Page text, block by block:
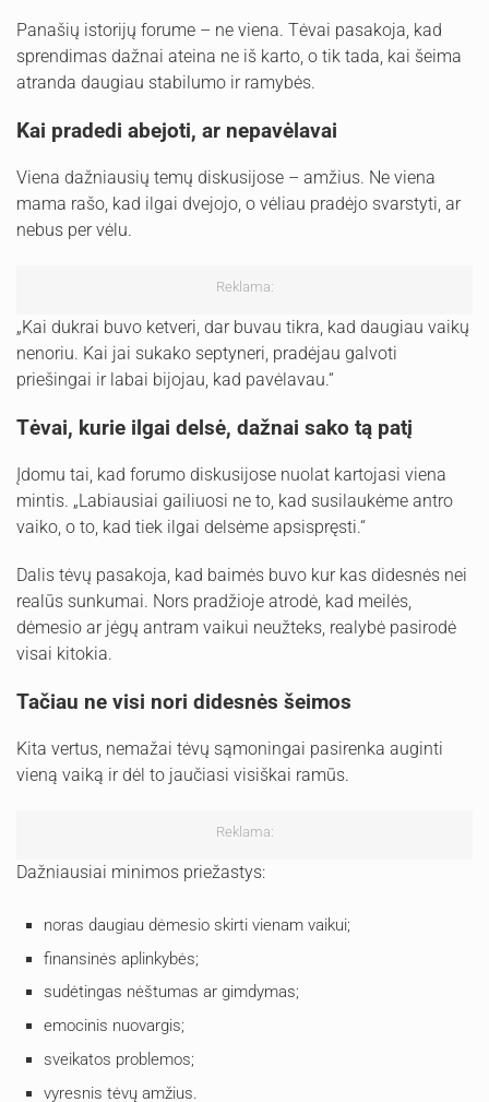
Panašių istorijų forume – ne viena. Tėvai pasakoja, kad
sprendimas dažnai ateina ne iš karto, o tik tada, kai šeima
atranda daugiau stabilumo ir ramybės.
Kai pradedi abejoti, ar nepavėlavai
Viena dažniausių temų diskusijose – amžius. Ne viena
mama rašo, kad ilgai dvejojo, o vėliau pradėjo svarstyti, ar
nebus per vėlu.
Reklama:
„Kai dukrai buvo ketveri, dar buvau tikra, kad daugiau vaikų
nenoriu. Kai jai sukako septyneri, pradėjau galvoti
priešingai ir labai bijojau, kad pavėlavau.“
Tėvai, kurie ilgai delsė, dažnai sako tą patį
Įdomu tai, kad forumo diskusijose nuolat kartojasi viena
mintis. „Labiausiai gailiuosi ne to, kad susilaukėme antro
vaiko, o to, kad tiek ilgai delsėme apsispręsti.“
Dalis tėvų pasakoja, kad baimės buvo kur kas didesnės nei
realūs sunkumai. Nors pradžioje atrodė, kad meilės,
dėmesio ar jėgų antram vaikui neužteks, realybė pasirodė
visai kitokia.
Tačiau ne visi nori didesnės šeimos
Kita vertus, nemažai tėvų sąmoningai pasirenka auginti
vieną vaiką ir dėl to jaučiasi visiškai ramūs.
Reklama:
Dažniausiai minimos priežastys:
noras daugiau dėmesio skirti vienam vaikui;
finansinės aplinkybės;
sudėtingas nėštumas ar gimdymas;
emocinis nuovargis;
sveikatos problemos;
vyresnis tėvų amžius.